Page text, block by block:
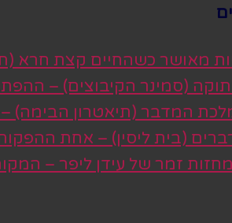
מאושר כשהחיים קצת חרא
(סמינר הקיבוצים) –
המדבר (תיאטרון הבימה) –
(בית ליסין) – אחת
זמר של עידן ליפר –